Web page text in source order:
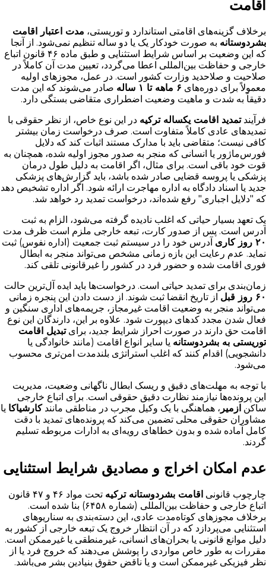
اقامت
برخلاف گزینه‌های اقامتی استاندارد و توریستی، مدت اعتبار اقامت
بشردوستانه به صورت خودکار یک یا دو ساله تنظیم نمی‌شود. از آنجا
که این وضعیت بر اساس شرایط استثنایی و طبق ماده ۴۶ قانون اتباع
خارجی و حفاظت بین‌المللی اعطا می‌گردد، تعیین مدت آن کاملاً در
صلاحیت و صلاحدید وزارت کشور است. در عمل، مجوزهای اولیه
معمولاً برای دوره‌های ۶ ماهه تا ۱ ساله
صادر می‌شوند که این مدت
دقیقاً به شدت و ماهیت وضعیت اضطراری متقاضی بستگی دارد.
فرآیندتمدید اقامت یکساله ترکیه در این نوع خاص، از نظر حقوقی با
تمدیدهای عادی کاملاً متفاوت است. صرف درخواست زمان بیشتر
کافی نیست؛ متقاضی باید با مدارک مستند اثبات کند که دلایل
فورس‌ماژور یا انسانی که منجر به صدور مجوز اولیه شده، همچنان به
قوت خود باقی است. برای مثال، اگر اقامت به دلیل طول درمان
پزشکی یا پروسه قضایی صادر شده باشد، باید گزارش‌های پزشکی
جدید یا اسناد دادگاه به اداره مهاجرت ارائه شود. اگر اداره تشخیص دهد
که "دلایل اجباری" رفع شده‌اند، درخواست تمدید رد خواهد شد.
یک تعهد بسیار حیاتی که اغلب نادیده گرفته می‌شود، الزام به ثبت
آدرس است. پس از صدور کارت، تبعه خارجی ملزم است ظرف مدت
۲۰ روز کاری
آدرس خود را در سیستم ثبت جمعیت (اداره نفوس) ثبت
نماید. عدم رعایت این بازه زمانی مشخص می‌تواند منجر به ابطال
فوری اقامت شده و حضور فرد در کشور را غیرقانونی تلقی کند.
زمان‌بندی برای تمدید حیاتی است. درخواست‌ها باید ایده آل‌ترین حالت
۶۰ روز قبل
از تاریخ انقضا ثبت شوند. از دست دادن این پنجره زمانی
می‌تواند منجر به وضعیت اقامت غیرمجاز، جریمه‌های اداری سنگین و
فعال شدن مجدد کدهای دیپورت شود. علاوه بر این، دارندگان این نوع
اقامت حق دارند در صورت احراز شرایط جدید، برایتبدیل اقامت
توریستی به بشردوستانه یا سایر انواع اقامت (مانند خانوادگی یا
دانشجویی) اقدام کنند که اغلب استراتژی بلندمدت امن‌تری محسوب
می‌شود.
با توجه به مهلت‌های دقیق و ریسک ابطال ناگهانی وضعیت، مدیریت
این پرونده‌ها نیازمند نظارت دقیق حقوقی است. برای اتباع خارجی
ساکن ازمیر ، هماهنگی با یک وکیل مجرب در مناطقی مانندکارشیاکا یا
مشاوران حقوقی محلی تضمین می‌کند که پرونده‌های تمدید با دقت
کامل آماده شده و بدون خطاهای رویه‌ای به ادارات مربوطه تسلیم
گردند.
عدم امکان اخراج و مصادیق شرایط استثنایی
چارچوب قانونی اقامت بشردوستانه ترکیه
تحت مواد ۴۶ و ۴۷ قانون
اتباع خارجی و حفاظت بین‌المللی (شماره ۶۴۵۸) بنا شده است.
برخلاف مجوزهای کوتاه‌مدت عادی، این دسته‌بندی به سناریوهای
استثنایی می‌پردازد که در آن انتظار خروج یک تبعه خارجی از کشور به
دلیل موانع قانونی یا بحران‌های انسانی، غیرمنطقی یا غیرممکن است.
مقررات به طور خاص مواردی را پوشش می‌دهند که خروج فرد یا از
نظر فیزیکی غیرممکن است و یا ناقض حقوق بنیادین بشر می‌باشد.